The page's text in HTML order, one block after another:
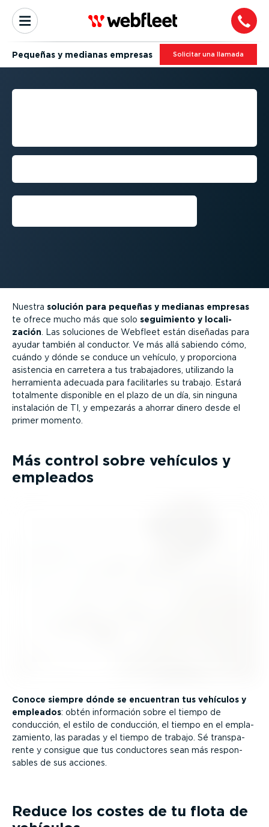
Pequeñas y medianas empresas Solicitar una llamada
SOLUCIONES TELEMÁTICAS
Productos recomen­dados para mejorar
Nuestra solución para pequeñas y medianas empresas
te ofrece mucho más que solo seguimiento y locali­
zación . Las soluciones de Webfleet están diseñadas para
ayudar también al conductor. Ve más allá sabiendo cómo,
cuándo y dónde se conduce un vehículo, y proporciona
asistencia en carretera a tus traba­ja­dores, utilizando la
herramienta adecuada para facili­tarles su trabajo. Estará
totalmente disponible en el plazo de un día, sin ninguna
instalación de TI, y empezarás a ahorrar dinero desde el
primer momento.
Más control sobre vehículos y
empleados
Conoce siempre dónde se encuentran tus vehículos y
empleados: obtén información sobre el tiempo de
conducción, el estilo de conducción, el tiempo en el empla­
za­miento, las paradas y el tiempo de trabajo. Sé trans­pa­
rente y consigue que tus conductores sean más respon­
sables de sus acciones.
Reduce los costes de tu flota de